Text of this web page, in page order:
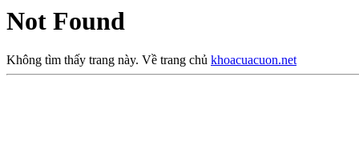
Not Found
Không tìm thấy trang này. Về trang chủ khoacuacuon.net